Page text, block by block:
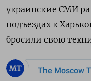
украинские СМИ
подъездах к
бросили свою